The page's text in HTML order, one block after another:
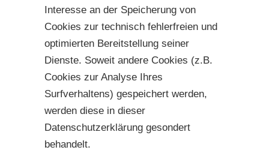
Interesse an der Speicherung von
Cookies zur technisch fehlerfreien und
optimierten Bereitstellung seiner
Dienste. Soweit andere Cookies (z.B.
Cookies zur Analyse Ihres
Surfverhaltens) gespeichert werden,
werden diese in dieser
Datenschutzerklärung gesondert
behandelt.